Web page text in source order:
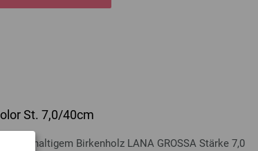
St. 7,0/40cm
nachhaltigem Birkenholz LANA GROSSA Stärke 7,0